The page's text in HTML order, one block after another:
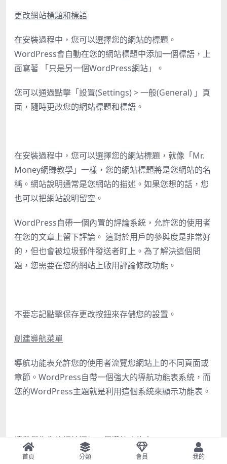
更改網站標題和標語
在安裝過程中，您可以選擇您的網站的標題。
WordPress會自動在您的網站標題中添加一個標語，上
面寫著 「只是另一個WordPress網站」。
您可以通過點擊「設置(Settings) > 一般(General) 」頁
面，隨時更改您的網站標題和標語。
在安裝過程中，您可以選擇您的網站標題，就像「Mr.
Money網賺教學」一樣，您的網站標題將是您網站的名
稱。網站說明通常是您網站的描述。如果您想的話，您
也可以把網站說明留空。
WordPress自帶一個內置的評論系統，允許您的使用者
在您的文章上留下評論。 這對於用戶的參與度是非常好
的，但也會被垃圾郵件發送者盯上。為了解決這個問
題，您需要在您的網站上啟用評論修改功能。
不要忘記點擊保存更改按鈕來存儲您的設置。
創建導航菜單
導航功能表允許您的使用者流覽您網站上的不同頁面或
章節。WordPress自帶一個強大的導航功能表系統，而
您的WordPress主題就是利用這個系統來顯示功能表。
讓我們為您的網站添加一個導航功能表。
首頁 分類 會員 我的